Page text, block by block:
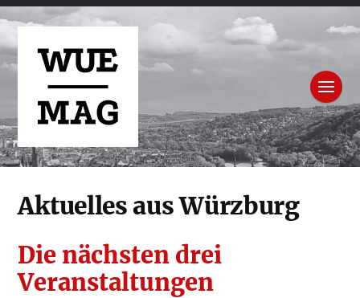
Aktuelles aus Würzburg
Die nächsten drei
Veranstaltungen